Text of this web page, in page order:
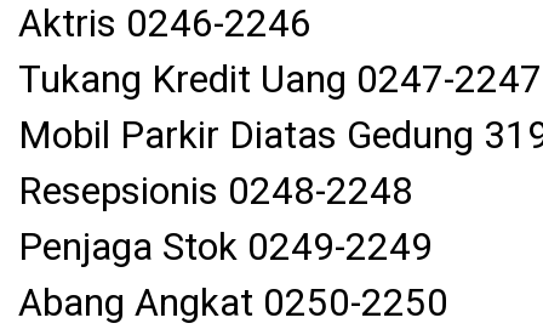
Aktris 0246-2246
Tukang Kredit Uang 0247-2247
Mobil Parkir Diatas Gedung
Resepsionis 0248-2248
Penjaga Stok 0249-2249
Abang Angkat 0250-2250